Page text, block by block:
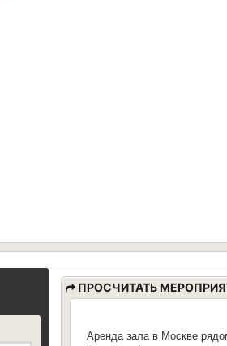
ПРОСЧИТАТЬ
Аренда зала в Москве